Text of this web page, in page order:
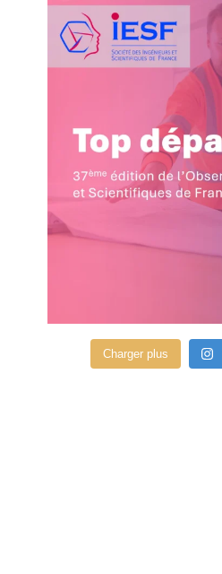
Charger plus